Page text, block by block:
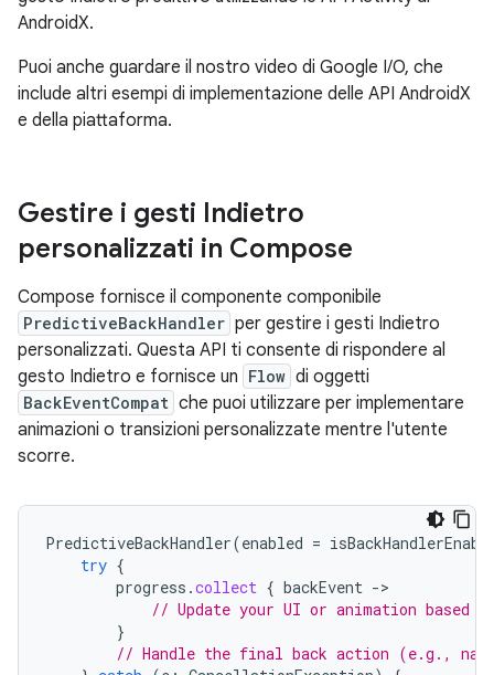
AndroidX.
Puoi anche guardare il nostro video di Google I/O, che
include altri esempi di implementazione delle API AndroidX
e della piattaforma.
Gestire i gesti Indietro
personalizzati in Compose
Compose fornisce il componente componibile
PredictiveBackHandler per gestire i gesti Indietro
personalizzati. Questa API ti consente di rispondere al
gesto Indietro e fornisce un Flow di oggetti
BackEventCompat che puoi utilizzare per implementare
animazioni o transizioni personalizzate mentre l'utente
scorre.
PredictiveBackHandler(enabled =
try {
progress .collect { backEvent -
// Update your UI or animation based
}
// Handle the final back action (e.g.,